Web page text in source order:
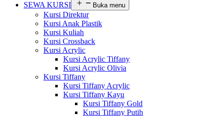
SEWA KURSI
Buka menu
Kursi Direktur
Kursi Anak Plastik
Kursi Kuliah
Kursi Crossback
Kursi Acrylic
Kursi Acrylic Tiffany
Kursi Acrylic Olivia
Kursi Tiffany
Kursi Tiffany Acrylic
Kursi Tiffany Kayu
Kursi Tiffany Gold
Kursi Tiffany Putih